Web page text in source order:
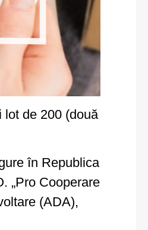
lot de 200 (două
în Republica
„Pro Cooperare
(ADA),